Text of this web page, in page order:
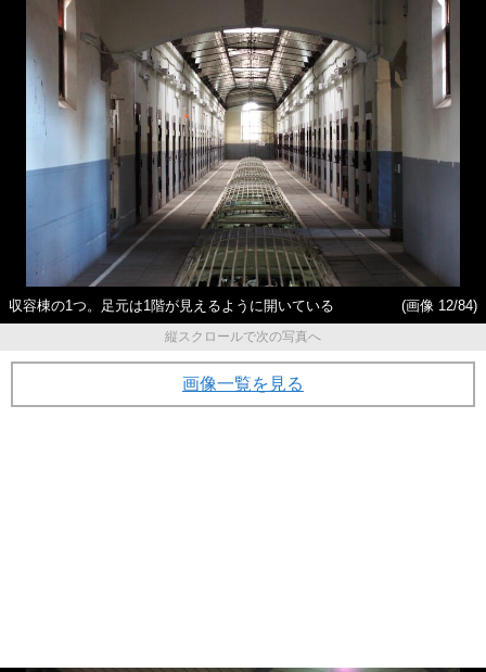
収容棟の1つ。足元は1階が見えるように開いている
(画像 12/84)
縦スクロールで次の写真へ
画像一覧を見る